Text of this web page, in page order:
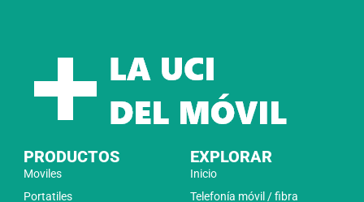
PRODUCTOS
Moviles
Portatiles
EXPLORAR
Inicio
Telefonía móvil / fibra